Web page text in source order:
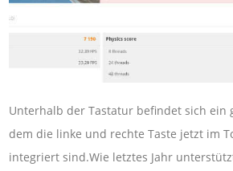
Unterhalb der Tastatur befindet sich ein
dem die linke und rechte Taste jetzt im
integriert sind.Wie letztes Jahr